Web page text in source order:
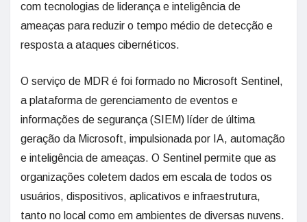
com tecnologias de liderança e inteligência de
ameaças para reduzir o tempo médio de detecção e
resposta a ataques cibernéticos.
O serviço de MDR é foi formado no Microsoft Sentinel,
a plataforma de gerenciamento de eventos e
informações de segurança (SIEM) líder de última
geração da Microsoft, impulsionada por IA, automação
e inteligência de ameaças. O Sentinel permite que as
organizações coletem dados em escala de todos os
usuários, dispositivos, aplicativos e infraestrutura,
tanto no local como em ambientes de diversas nuvens.